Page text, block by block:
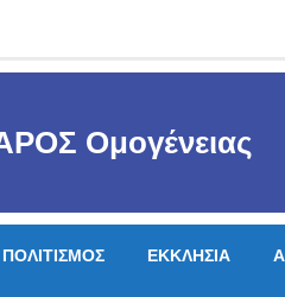
Ομογένειας
ΠΟΛΙΤΙΣΜΟΣ ΕΚΚΛΗΣΙΑ